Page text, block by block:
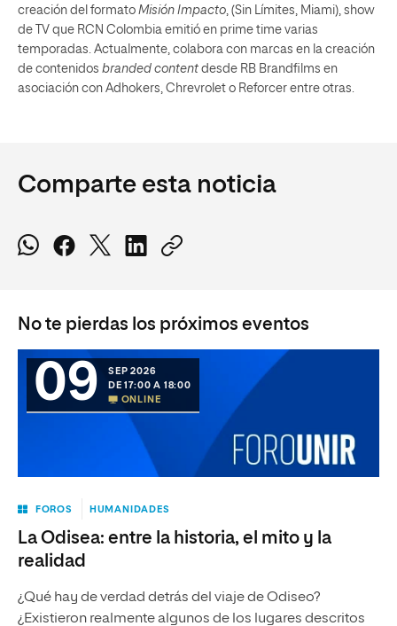
creación del formato Misión Impacto, (Sin Límites, Miami), show
de TV que RCN Colombia emitió en prime time varias
temporadas. Actualmente, colabora con marcas en la creación
de contenidos branded content desde RB Brandfilms en
asociación con Adhokers, Chrevrolet o Reforcer entre otras.
Comparte esta noticia
No te pierdas los próximos eventos
09
SEP 2026
DE 17:00 A 18:00
ONLINE
FOROS HUMANIDADES
La Odisea: entre la historia, el mito y la
realidad
¿Qué hay de verdad detrás del viaje de Odiseo?
¿Existieron realmente algunos de los lugares descritos